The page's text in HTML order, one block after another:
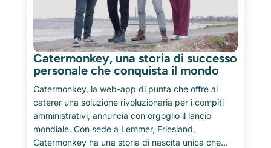
Catermonkey, una storia di successo
personale che conquista il mondo
Catermonkey, la web-app di punta che offre ai
caterer una soluzione rivoluzionaria per i compiti
amministrativi, annuncia con orgoglio il lancio
mondiale. Con sede a Lemmer, Friesland,
Catermonkey ha una storia di nascita unica che